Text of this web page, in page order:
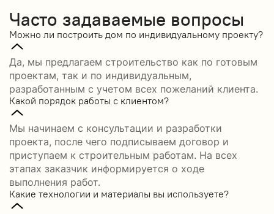
Часто задаваемые вопросы
Можно ли построить дом по индивидуальному проекту?
Да, мы предлагаем строительство как по готовым
проектам, так и по индивидуальным,
разработанным с учетом всех пожеланий клиента.
Какой порядок работы с клиентом?
Мы начинаем с консультации и разработки
проекта, после чего подписываем договор и
приступаем к строительным работам. На всех
этапах заказчик информируется о ходе
выполнения работ.
Какие технологии и материалы вы используете?